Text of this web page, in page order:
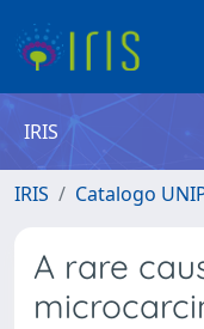
IRIS
IRIS Catalogo
A rare